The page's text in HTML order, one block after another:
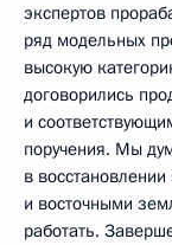
экспертов
ряд модельных
высокую
договорились
и
поручения. Мы
в
и восточными
работать.